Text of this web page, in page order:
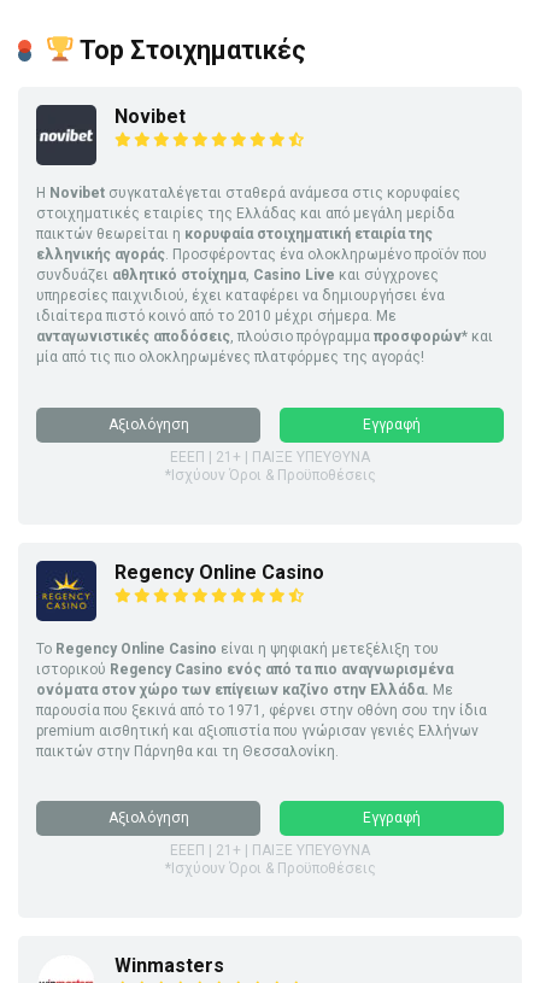
Top Στοιχηματικές
Novibet
Η Novibet συγκαταλέγεται σταθερά ανάμεσα στις κορυφαίες
στοιχηματικές εταιρίες της Ελλάδας και από μεγάλη μερίδα
παικτών θεωρείται η κορυφαία στοιχηματική εταιρία της
ελληνικής αγοράς. Προσφέροντας ένα ολοκληρωμένο προϊόν που
συνδυάζει αθλητικό στοίχημα, Casino Live και σύγχρονες
υπηρεσίες παιχνιδιού, έχει καταφέρει να δημιουργήσει ένα
ιδιαίτερα πιστό κοινό από το 2010 μέχρι σήμερα. Με
ανταγωνιστικές αποδόσεις, πλούσιο πρόγραμμα προσφορών* και
μία από τις πιο ολοκληρωμένες πλατφόρμες της αγοράς!
Αξιολόγηση
Εγγραφή
ΕΕΕΠ | 21+ | ΠΑΙΞΕ ΥΠΕΥΘΥΝΑ
*Ισχύουν Όροι & Προϋποθέσεις
Regency Online Casino
Το Regency Online Casino είναι η ψηφιακή μετεξέλιξη του
ιστορικού Regency Casino ενός από τα πιο αναγνωρισμένα
ονόματα στον χώρο των επίγειων καζίνο στην Ελλάδα. Με
παρουσία που ξεκινά από το 1971, φέρνει στην οθόνη σου την ίδια
premium αισθητική και αξιοπιστία που γνώρισαν γενιές Ελλήνων
παικτών στην Πάρνηθα και τη Θεσσαλονίκη.
Αξιολόγηση
Εγγραφή
ΕΕΕΠ | 21+ | ΠΑΙΞΕ ΥΠΕΥΘΥΝΑ
*Ισχύουν Όροι & Προϋποθέσεις
Winmasters